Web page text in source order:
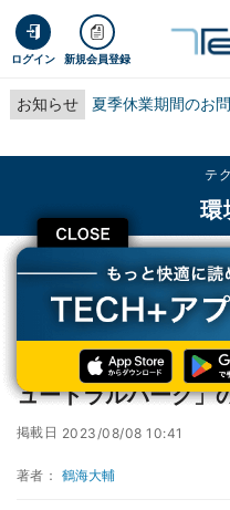
ログイン 新規会員登録
お知らせ 夏季休業期間のお
テ
環
TECH+ テクノロジー
環境技術
三菱重工、脱炭素化に向け「長崎
三菱重工、脱炭素
ュートラルパーク」
掲載日 2023/08/08 10:41
著者： 鶴海大輔